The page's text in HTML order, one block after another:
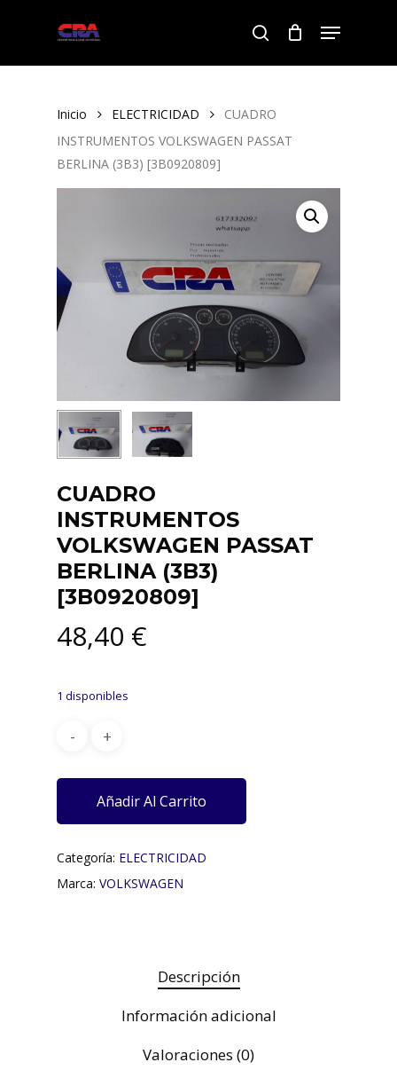
search
Menu
Inicio ELECTRICIDAD
CUADRO
INSTRUMENTOS VOLKSWAGEN PASSAT
BERLINA (3B3) [3B0920809]
CUADRO
INSTRUMENTOS
VOLKSWAGEN PASSAT
BERLINA (3B3)
[3B0920809]
48,40 €
1 disponibles
Añadir Al Carrito
Categoría: ELECTRICIDAD
Marca: VOLKSWAGEN
Descripción
Información adicional
Valoraciones (0)